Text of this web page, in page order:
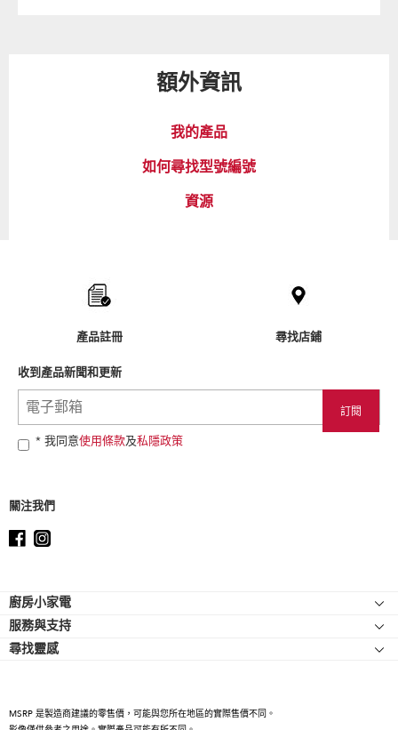
額外資訊
我的產品
如何尋找型號編號
資源
find
the
end
產品註冊 尋找店鋪
收到產品新聞和更新
* 我同意使用條款及私隱政策
關注我們
Footer
廚房小家電
廚師機
廚師機配件
手持式攪拌機
服務與支持
幫助中心
尋找靈感
國際
MSRP 是製造商建議的零售價，可能與您所在地區的實際售價不同。